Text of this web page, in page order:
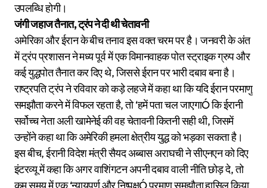
उपलब्धि होगी।
जंगी जहाज तैनात, ट्रंप ने दी थी चेतावनी
अमेरिका और ईरान के बीच तनाव इस वक्त चरम पर है। जनवरी के अंत
में ट्रंप प्रशासन ने मध्य पूर्व में एक विमानवाहक पोत स्ट्राइक ग्रुप और
कई युद्धपोत तैनात कर दिए थे, जिससे ईरान पर भारी दबाव बना है।
राष्ट्रपति ट्रंप ने रविवार को कड़े लहजे में कहा था कि यदि ईरान परमाणु
समझौता करने में विफल रहता है, तो ‘हमें पता चल जाएगाÓ कि ईरानी
सर्वोच्च नेता अली खामेनेई की वह चेतावनी कितनी सही थी, जिसमें
उन्होंने कहा था कि अमेरिकी हमला क्षेत्रीय युद्ध को भड़का सकता है।
इस बीच, ईरानी विदेश मंत्री सैयद अब्बास अराघची ने सीएनएन को दिए
इंटरव्यू में कहा कि अगर वाशिंगटन अपनी दबाव वाली नीति छोड़ दे, तो